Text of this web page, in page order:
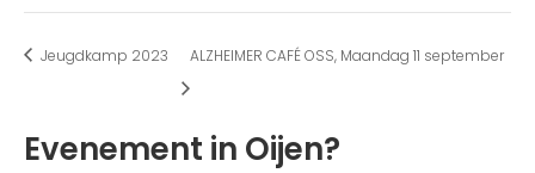
Jeugdkamp 2023 ALZHEIMER CAFÉ OSS, Maandag 11 september
Evenement in Oijen?